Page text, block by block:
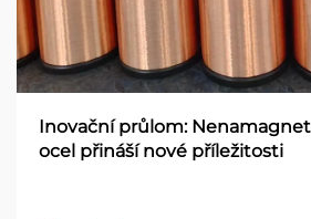
Inovační průlom:
ocel přináší nové příležitosti